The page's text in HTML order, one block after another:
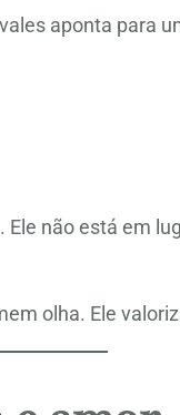
aponta para
não está em
olha. Ele